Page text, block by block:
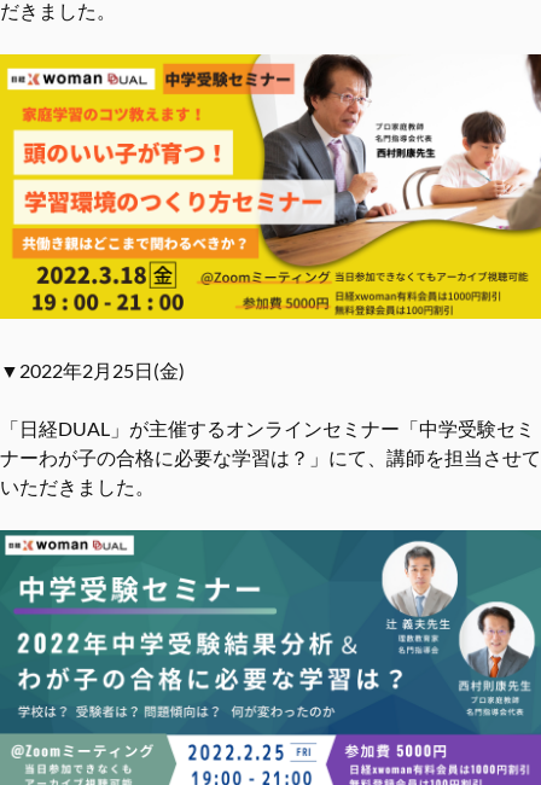
だきました。
▼2022年2月25日(金)
「日経DUAL」が主催するオンラインセミナー「中学受験セミ
ナーわが子の合格に必要な学習は？」にて、講師を担当させて
いただきました。